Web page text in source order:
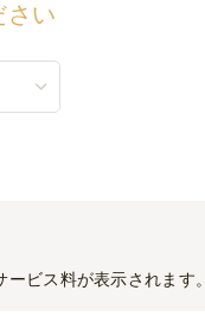
さい
ビス料が表示されます。